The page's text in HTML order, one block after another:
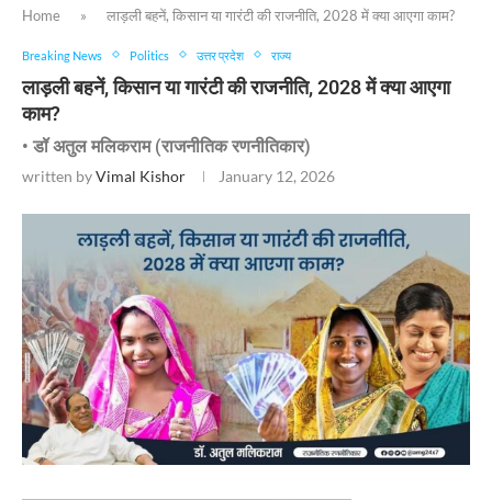
Home » लाड़ली बहनें, किसान या गारंटी की राजनीति, 2028 में क्या आएगा काम?
Breaking News Politics उत्तर प्रदेश राज्य
लाड़ली बहनें, किसान या गारंटी की राजनीति, 2028 में क्या आएगा
काम?
• डॉ अतुल मलिकराम (राजनीतिक रणनीतिकार)
written byVimal Kishor January 12, 2026